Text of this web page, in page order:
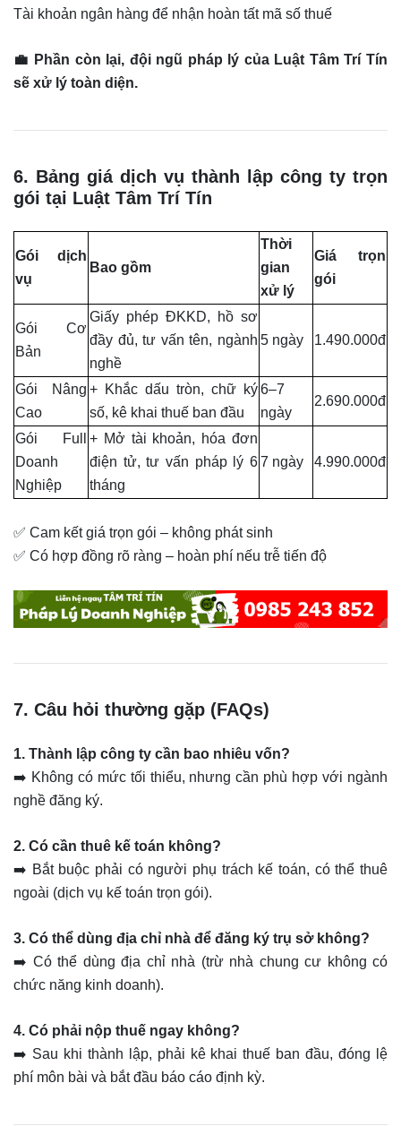
Tài khoản ngân hàng để nhận hoàn tất mã số thuế
💼 Phần còn lại, đội ngũ pháp lý của Luật Tâm Trí Tín
sẽ xử lý toàn diện.
6. Bảng giá dịch vụ thành lập công ty trọn
gói tại Luật Tâm Trí Tín
Gói dịch
vụ
Bao gồm
Thời
gian
xử lý
Giá trọn
gói
Gói Cơ
Bản
Giấy phép ĐKKD, hồ sơ
đầy đủ, tư vấn tên, ngành
nghề
5 ngày 1.490.000đ
Gói Nâng
Cao
+ Khắc dấu tròn, chữ ký
số, kê khai thuế ban đầu
6–7
ngày
2.690.000đ
Gói Full
Doanh
Nghiệp
+ Mở tài khoản, hóa đơn
điện tử, tư vấn pháp lý 6
tháng
7 ngày 4.990.000đ
✅ Cam kết giá trọn gói – không phát sinh
✅ Có hợp đồng rõ ràng – hoàn phí nếu trễ tiến độ
7. Câu hỏi thường gặp (FAQs)
1. Thành lập công ty cần bao nhiêu vốn?
➡️ Không có mức tối thiểu, nhưng cần phù hợp với ngành
nghề đăng ký.
2. Có cần thuê kế toán không?
➡️ Bắt buộc phải có người phụ trách kế toán, có thể thuê
ngoài (dịch vụ kế toán trọn gói).
3. Có thể dùng địa chỉ nhà để đăng ký trụ sở không?
➡️ Có thể dùng địa chỉ nhà (trừ nhà chung cư không có
chức năng kinh doanh).
4. Có phải nộp thuế ngay không?
➡️ Sau khi thành lập, phải kê khai thuế ban đầu, đóng lệ
phí môn bài và bắt đầu báo cáo định kỳ.